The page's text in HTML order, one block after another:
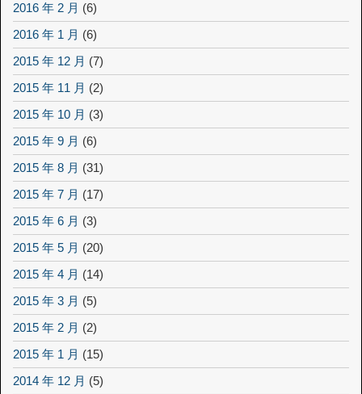
2016 年 2 月 (6)
2016 年 1 月 (6)
2015 年 12 月 (7)
2015 年 11 月 (2)
2015 年 10 月 (3)
2015 年 9 月 (6)
2015 年 8 月 (31)
2015 年 7 月 (17)
2015 年 6 月 (3)
2015 年 5 月 (20)
2015 年 4 月 (14)
2015 年 3 月 (5)
2015 年 2 月 (2)
2015 年 1 月 (15)
2014 年 12 月 (5)